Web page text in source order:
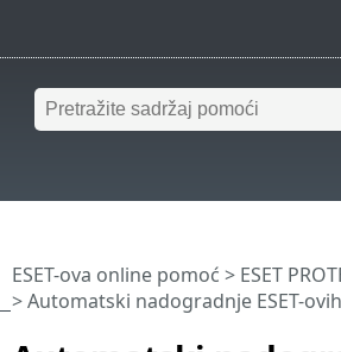
ESET-ova online pomoć > ESET
> Automatski nadogradnje ESET-